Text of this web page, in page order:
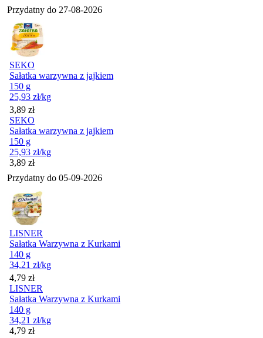
Przydatny do 27-08-2026
SEKO
Sałatka warzywna z jajkiem
150 g
25,93 zł/kg
Cena
3,89 zł
SEKO
Sałatka warzywna z jajkiem
150 g
25,93 zł/kg
Cena
3,89 zł
Przydatny do 05-09-2026
LISNER
Sałatka Warzywna z Kurkami
140 g
34,21 zł/kg
Cena
4,79 zł
LISNER
Sałatka Warzywna z Kurkami
140 g
34,21 zł/kg
Cena
4,79 zł